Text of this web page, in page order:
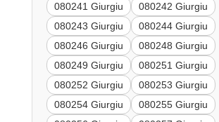
080241 Giurgiu
080242 Giurgiu
080243 Giurgiu
080244 Giurgiu
080246 Giurgiu
080248 Giurgiu
080249 Giurgiu
080251 Giurgiu
080252 Giurgiu
080253 Giurgiu
080254 Giurgiu
080255 Giurgiu